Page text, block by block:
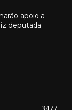
apoio a
deputada
3477